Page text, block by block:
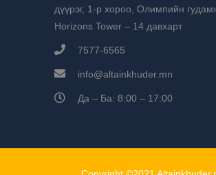
дүүрэг, 1-р хороо, Олимпийн
Horizons Tower – 14 давхарт
7577-6565
info@altainkhuder.mn
Да – Ба: 8:00 – 17:00